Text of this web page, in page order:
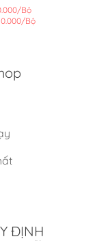
Bộ
Bộ
ĐỊNH